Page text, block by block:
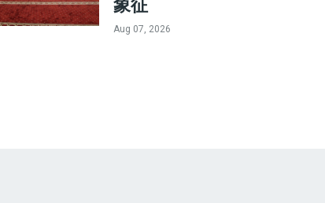
象征
Aug 07, 2026